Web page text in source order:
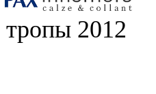
тропы 2012